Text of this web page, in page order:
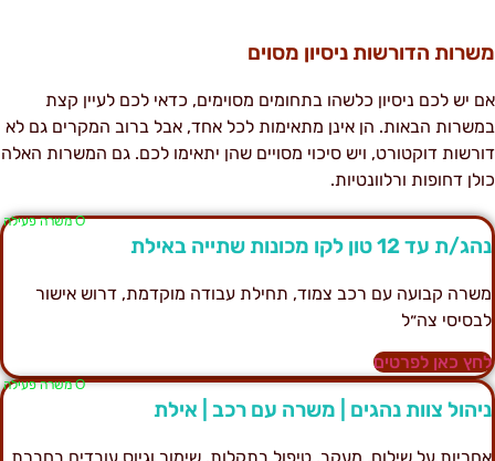
הדורשות ניסיון מסוים
יש לכם ניסיון כלשהו בתחומים מסוימים, כדאי לכם לעיין קצת
הבאות. הן אינן מתאימות לכל אחד, אבל ברוב המקרים גם לא
דוקטורט, ויש סיכוי מסויים שהן יתאימו לכם. גם המשרות האלה
דחופות ורלוונטיות.
Ο משרה פעילה
ת עד 12 טון לקו מכונות שתייה באילת
קבועה עם רכב צמוד, תחילת עבודה מוקדמת, דרוש אישור
צה״ל
כאן לפרטים
Ο משרה פעילה
צוות נהגים | משרה עם רכב | אילת